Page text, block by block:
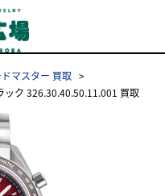
ドマスター 買取
ック 326.30.40.50.11.001 買取